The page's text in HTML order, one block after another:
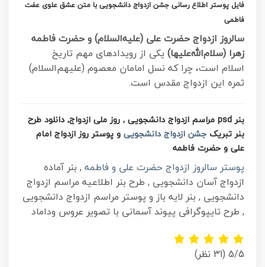
فایل پوستر اطلاع رسانی جشن ازدواج دانشجویی با متن عشق علوی عفت
فاطمی
سالروز ازدواج حضرت علی (علیه‌السلام) و حضرت فاطمه
زهرا (سلام‌الله‌علیها) یکی از رویدادهای مهم تاریخ
اسلام است، چرا که نسل امامان معصوم (علیهم‌السلام)
ثمره این ازدواج مقدس است.
بنر psd مراسم ازدواج دانشجویی , روز ملی ازدواج, دانلود طرح
بنر تبریک جشن ازدواج دانشجویی و پوستر روز ازدواج امام
علی و حضرت فاطمه
پوستر سالروز ازدواج حضرت علی و فاطمه , بنر آماده
ازدواج آسان دانشجویی , طرح بنر اطلاعیه مراسم ازدواج
دانشجویی , بنر لایه باز و پوستر مراسم ازدواج دانشجویی
, طرح تایپوگرافی پیوند آسمانی با تصویر عروس وداماد
5/5 (31 نظر)